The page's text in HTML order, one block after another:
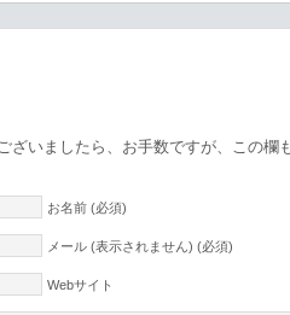
ざいましたら、お手数ですが、この欄
お名前 (必須)
メール (表示されません) (必須)
Webサイト